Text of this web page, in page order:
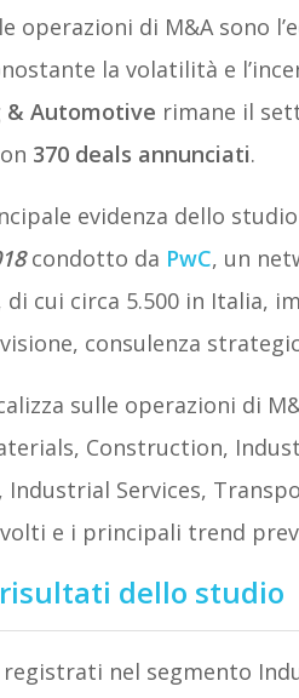
operazioni di M&A sono
la volatilità e
Automotive rimane il
370 deals annunciati.
evidenza dello studio
condotto da PwC, un
cui circa 5.500 in Italia,
consulenza
sulle operazioni di
Construction,
Industrial Services,
e i principali trend
dello studio
registrati nel segmento